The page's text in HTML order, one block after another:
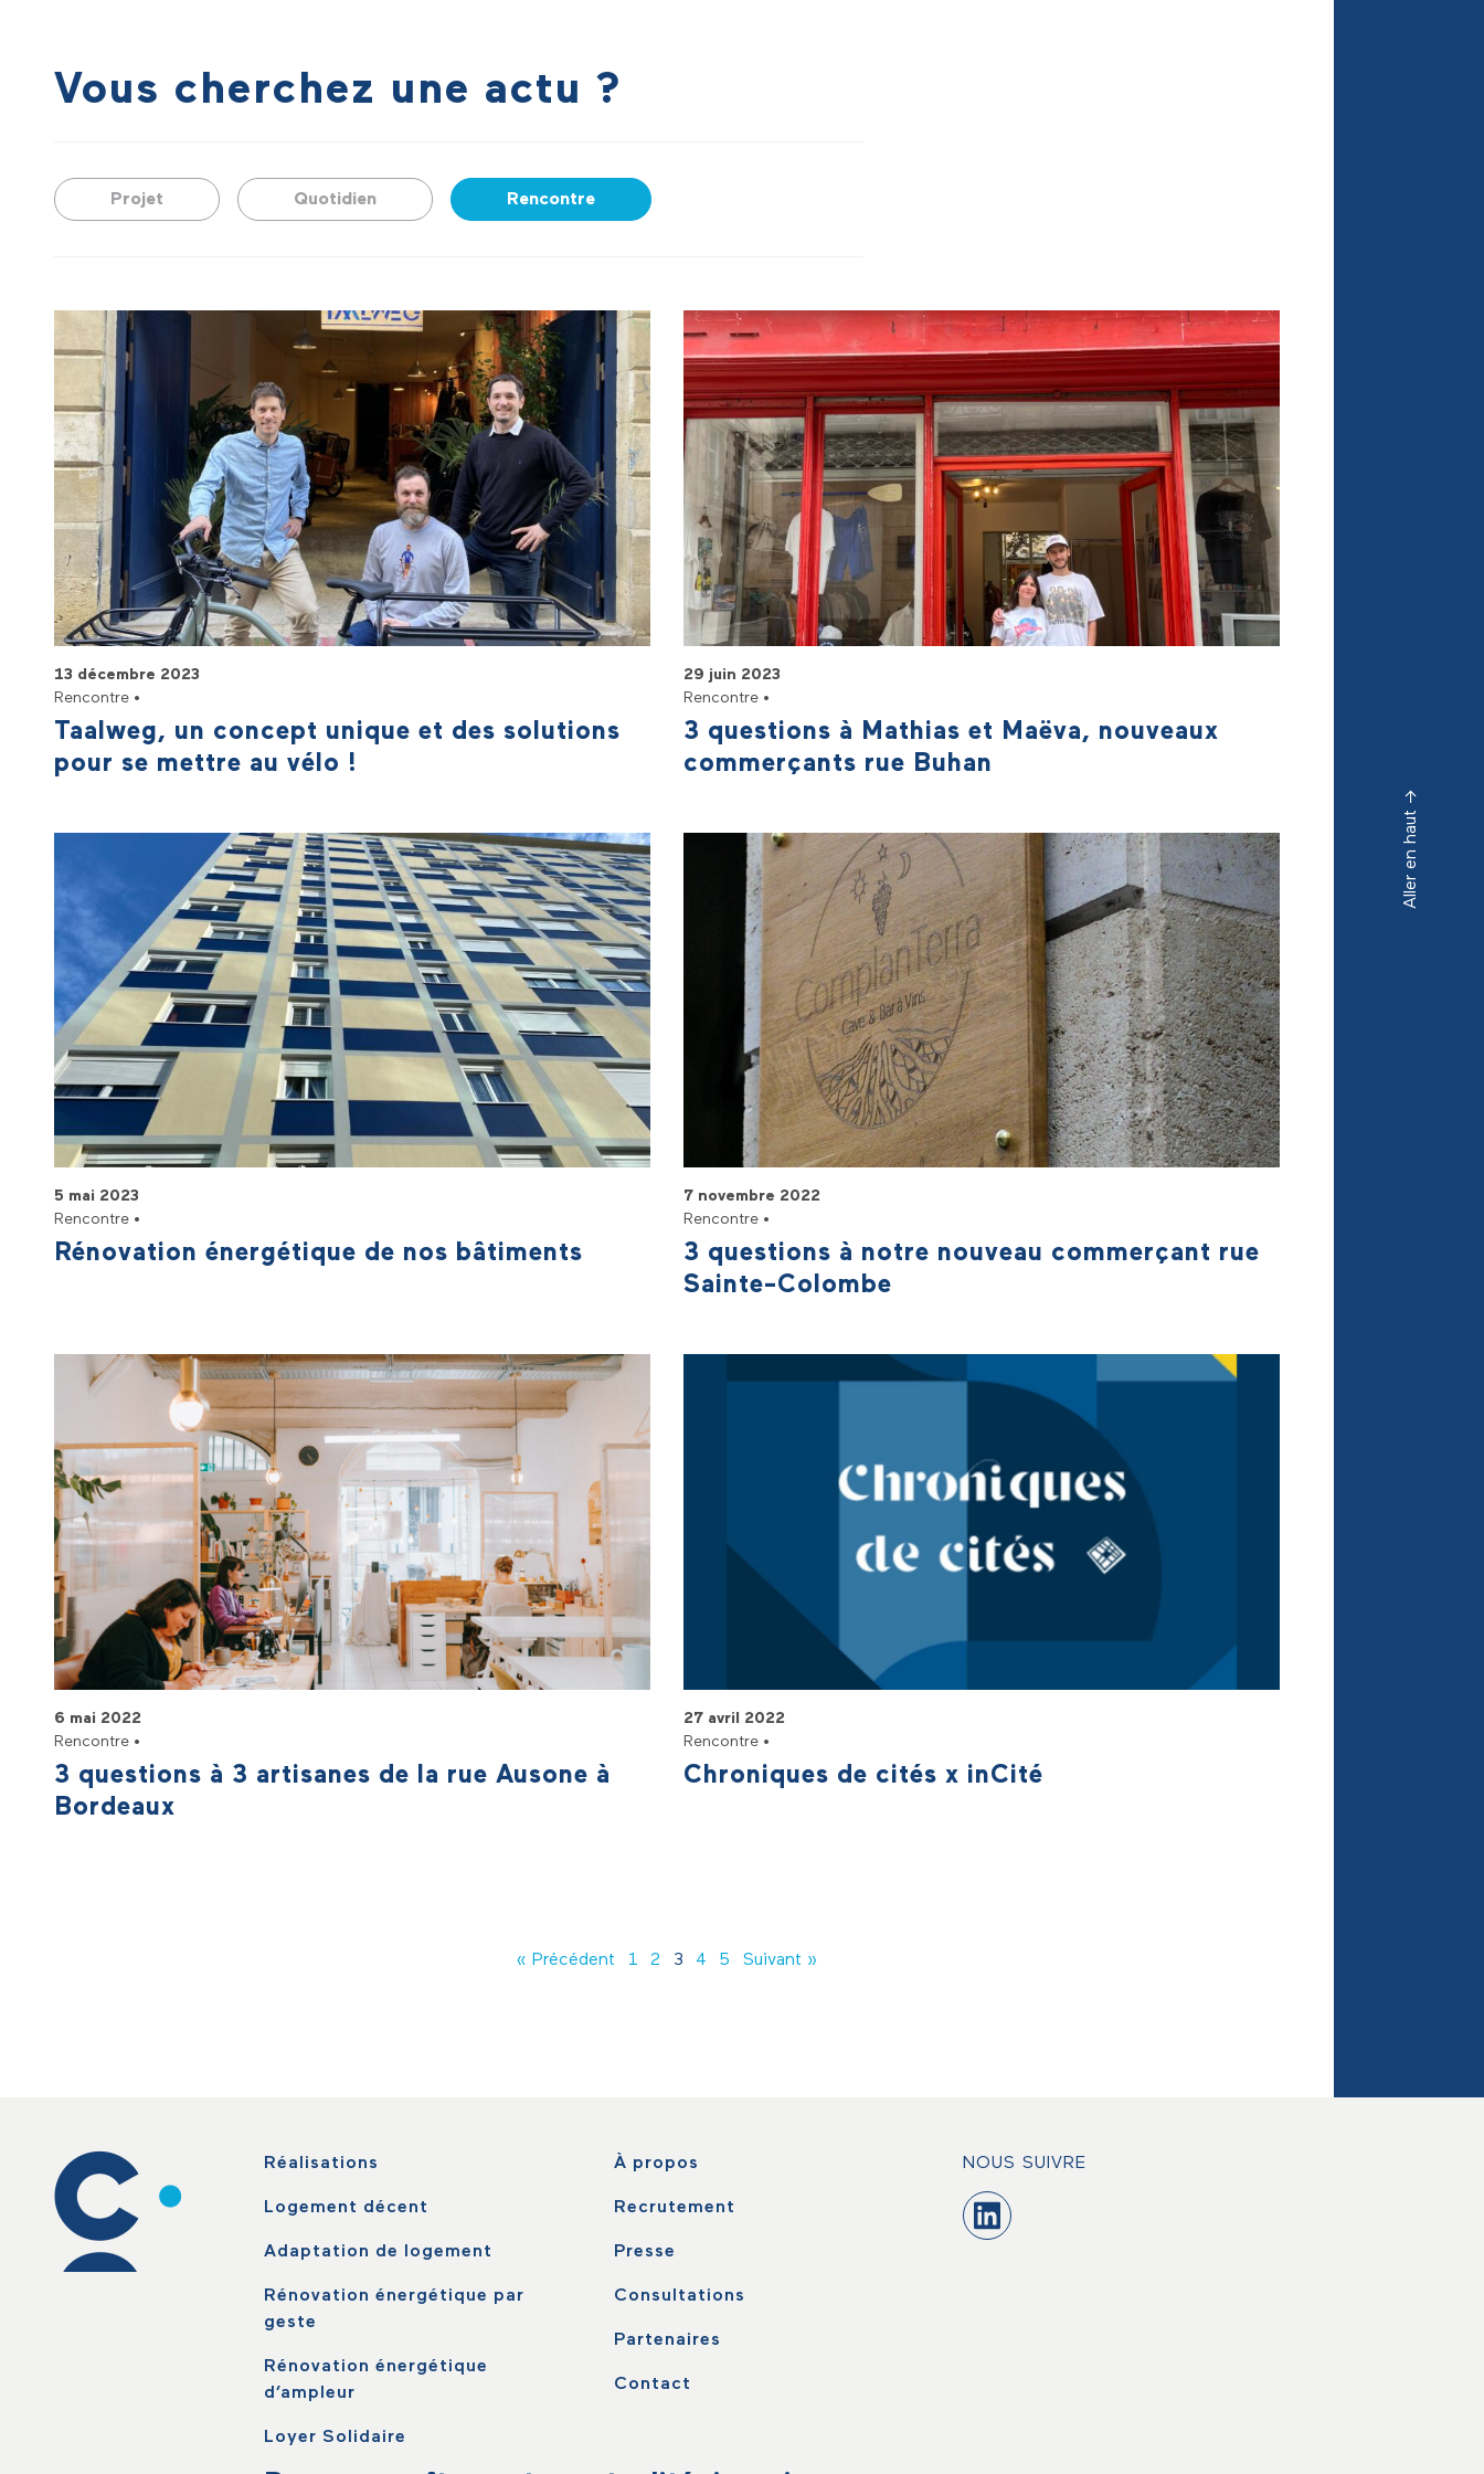
Aller en haut ->
Vous cherchez une actu ?
Projet Quotidien Rencontre
13 décembre 2023
Rencontre •
Taalweg, un concept unique et des solutions
pour se mettre au vélo !
29 juin 2023
Rencontre •
3 questions à Mathias et Maëva, nouveaux
commerçants rue Buhan
5 mai 2023
Rencontre •
Rénovation énergétique de nos bâtiments
7 novembre 2022
Rencontre •
3 questions à notre nouveau commerçant rue
Sainte-Colombe
6 mai 2022
Rencontre •
3 questions à 3 artisanes de la rue Ausone à
Bordeaux
27 avril 2022
Rencontre •
Chroniques de cités x inCité
« Précédent 1 2 3 4 5 Suivant »
Réalisations
Logement décent
Adaptation de logement
Rénovation énergétique par
geste
Rénovation énergétique
d’ampleur
Loyer Solidaire
À propos
Recrutement
Presse
Consultations
Partenaires
Contact
NOUS SUIVRE